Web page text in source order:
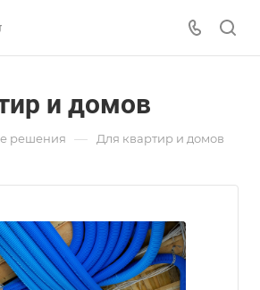
и домов
решения — Для квартир и домов